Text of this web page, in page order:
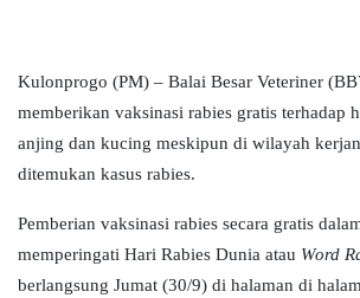
Kulonprogo (PM) – Balai Besar Veteriner
memberikan vaksinasi rabies gratis terhadap
anjing dan kucing meskipun di wilayah
ditemukan kasus rabies.
Pemberian vaksinasi rabies secara gratis
memperingati Hari Rabies Dunia atau Word
berlangsung Jumat (30/9) di halaman di